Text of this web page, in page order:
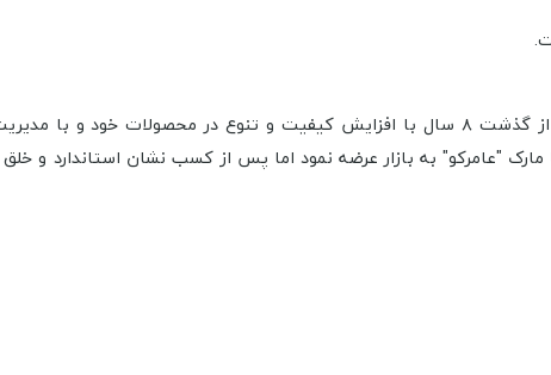
این شرکت ابتدا محصولات خود را با مارک "عامرکو" به بازار عرضه نمود اما پس از کسب نشان